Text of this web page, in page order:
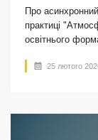
ПРОЦЕС
Про
практиці
освітнього
25 лютого